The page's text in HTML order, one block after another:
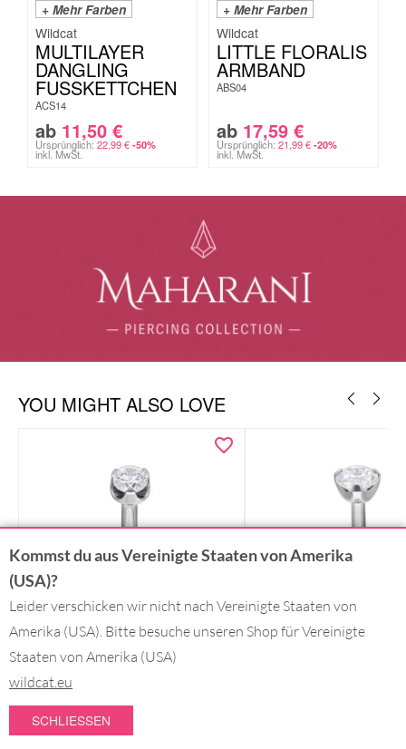
+ Mehr Farben
Wildcat
MULTILAYER
DANGLING
FUSSKETTCHEN
ACS14
ab 11,50 €
Ursprünglich: 22,99€ -50%
inkl. MwSt.
+ Mehr Farben
Wildcat
LITTLE FLORALIS
ARMBAND
ABS04
ab 17,59 €
Ursprünglich: 21,99€ -20%
inkl. MwSt.
YOU MIGHT ALSO LOVE
+ Mehr Farben
Titan Highline
Kommst du aus Vereinigte Staaten von Amerika
(USA)?
Leider verschicken wir nicht nach Vereinigte Staaten von
Amerika (USA). Bitte besuche unseren Shop für Vereinigte
Staaten von Amerika (USA)
wildcat.eu
SCHLIESSEN